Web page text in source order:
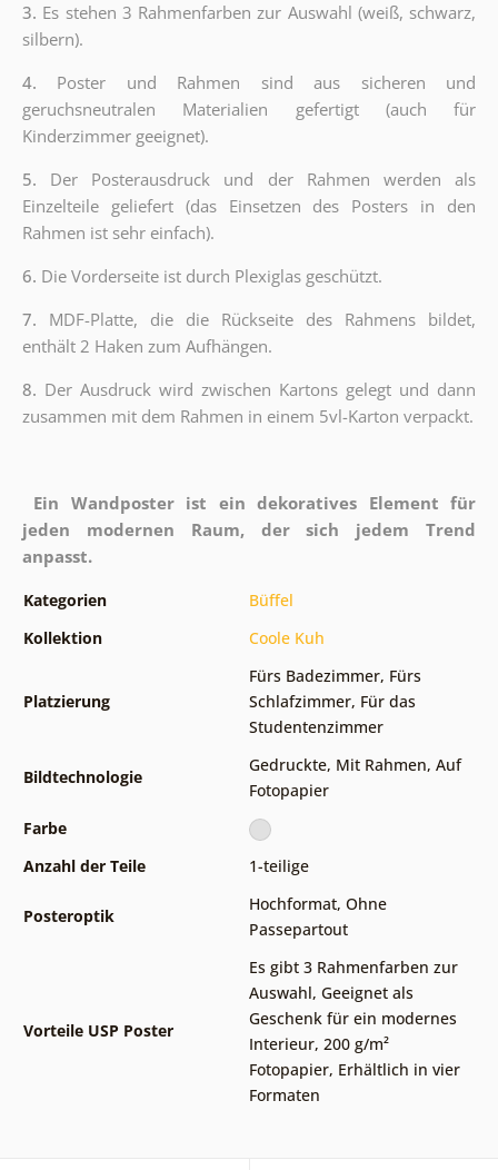
3. Es stehen 3 Rahmenfarben zur Auswahl (weiß, schwarz,
silbern).
4. Poster und Rahmen sind aus sicheren und
geruchsneutralen Materialien gefertigt (auch für
Kinderzimmer geeignet).
5. Der Posterausdruck und der Rahmen werden als
Einzelteile geliefert (das Einsetzen des Posters in den
Rahmen ist sehr einfach).
6. Die Vorderseite ist durch Plexiglas geschützt.
7. MDF-Platte, die die Rückseite des Rahmens bildet,
enthält 2 Haken zum Aufhängen.
8. Der Ausdruck wird zwischen Kartons gelegt und dann
zusammen mit dem Rahmen in einem 5vl-Karton verpackt.
Ein Wandposter ist ein dekoratives Element für
jeden modernen Raum, der sich jedem Trend
anpasst.
Kategorien
Büffel
Kollektion
Coole Kuh
Platzierung
Fürs Badezimmer, Fürs
Schlafzimmer, Für das
Studentenzimmer
Bildtechnologie
Gedruckte, Mit Rahmen, Auf
Fotopapier
Farbe
Anzahl der Teile
1-teilige
Posteroptik
Hochformat, Ohne
Passepartout
Vorteile USP Poster
Es gibt 3 Rahmenfarben zur
Auswahl, Geeignet als
Geschenk für ein modernes
Interieur, 200 g/m²
Fotopapier, Erhältlich in vier
Formaten